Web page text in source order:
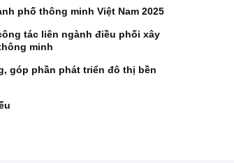
phố thông minh Việt Nam 2025
tác liên ngành điều phối xây
minh
góp phần phát triển đô thị bền